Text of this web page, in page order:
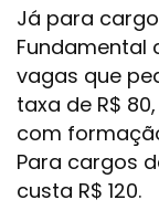
Já para
Fundamental
vagas que
taxa de R$
com
Para cargos
custa R$ 120.